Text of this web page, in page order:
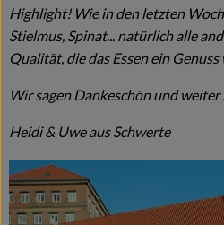
Highlight! Wie in den letzten
Stielmus, Spinat... natürlich alle
Qualität, die das Essen ein
Wir sagen Dankeschön und weiter
Heidi & Uwe aus Schwerte